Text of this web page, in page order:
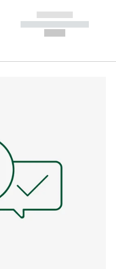
------------
----------- -----------